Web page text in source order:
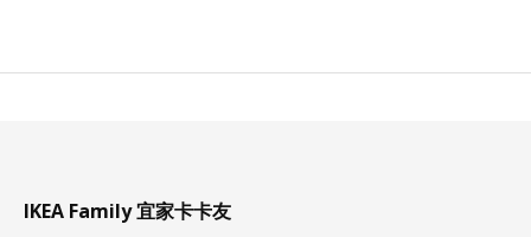
IKEA Family 宜家卡卡友